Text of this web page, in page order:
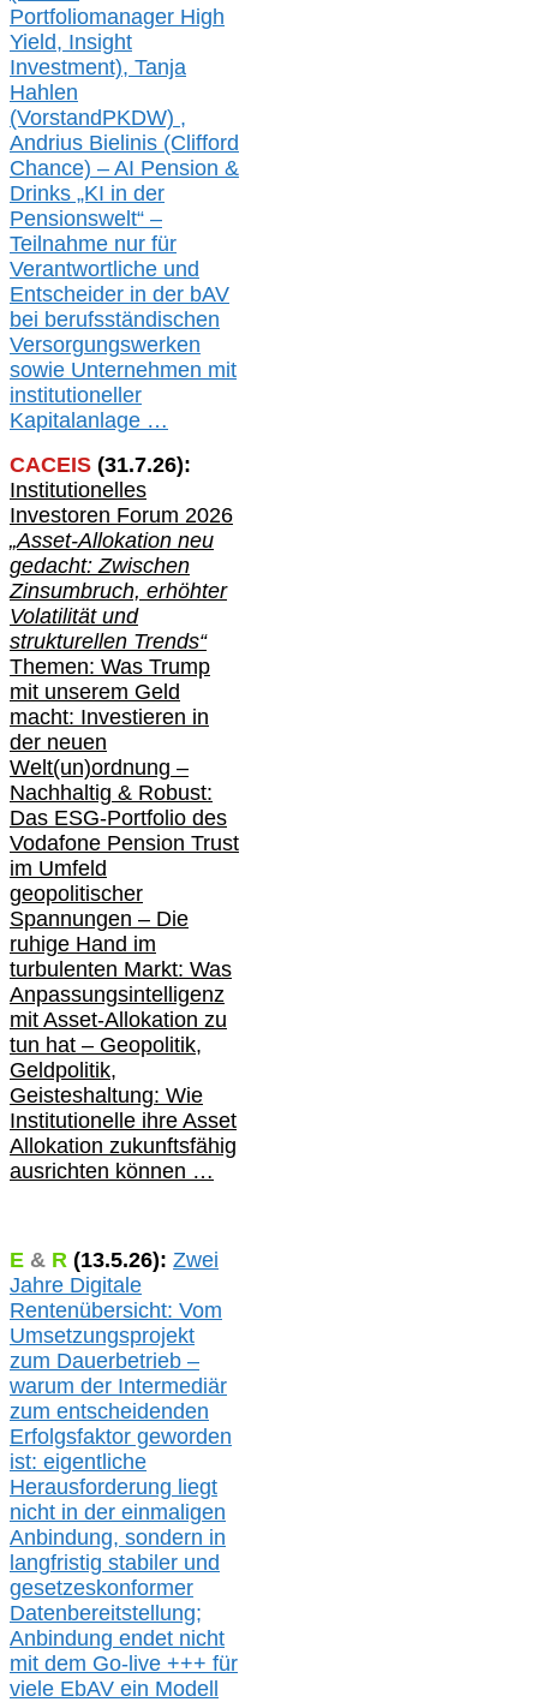
Portfoliomanager High
Yield, Insight
Investment), Tanja
Hahlen
(VorstandPKDW) ,
Andrius Bielinis (Clifford
Chance) – AI Pension &
Drinks „KI in der
Pensionswelt“ –
Teilnahme nur für
Verantwortliche und
Entscheider in der bAV
bei berufsständischen
Versorgungswerken
sowie Unternehmen mit
institutioneller
Kapitalanlage …
CACEIS (31.7.26):
Institutionelles
Investoren Forum 2026
„Asset-Allokation neu
gedacht: Zwischen
Zinsumbruch, erhöhter
Volatilität und
strukturellen Trends“
Themen: Was Trump
mit unserem Geld
macht: Investieren in
der neuen
Welt(un)ordnung –
Nachhaltig & Robust:
Das ESG-Portfolio des
Vodafone Pension Trust
im Umfeld
geopolitischer
Spannungen – Die
ruhige Hand im
turbulenten Markt: Was
Anpassungsintelligenz
mit Asset-Allokation zu
tun hat – Geopolitik,
Geldpolitik,
Geisteshaltung: Wie
Institutionelle ihre Asset
Allokation zukunftsfähig
ausrichten können …
E & R (13.5.26): Zwei
Jahre Digitale
Rentenübersicht: Vom
Umsetzungsprojekt
zum Dauerbetrieb –
warum der Intermediär
zum entscheidenden
Erfolgsfaktor geworden
ist: eigentliche
Herausforderung liegt
nicht in der einmaligen
Anbindung, sondern in
langfristig stabiler und
gesetzeskonformer
Datenbereitstellung;
Anbindung endet nicht
mit dem Go-live +++ für
viele EbAV ein Modell